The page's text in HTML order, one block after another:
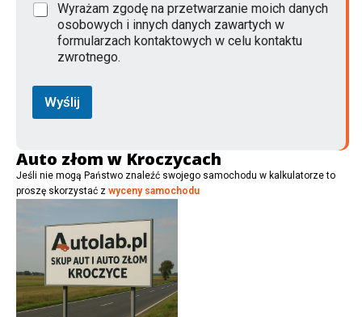
Wyrażam zgodę na przetwarzanie moich danych
osobowych i innych danych zawartych w
formularzach kontaktowych w celu kontaktu
zwrotnego.
Wyślij
Auto złom w Kroczycach
Jeśli nie mogą Państwo znaleźć swojego samochodu w kalkulatorze to
proszę skorzystać z wyceny samochodu